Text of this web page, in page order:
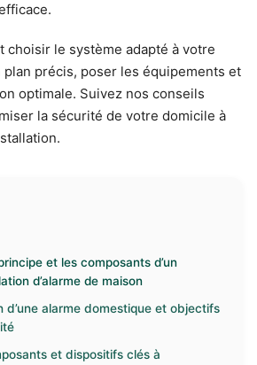
choisir le système adapté à votre
plan précis, poser les équipements et
optimale. Suivez nos conseils
la sécurité de votre domicile à
et les composants d’un
d’alarme de maison
d’une alarme domestique et objectifs
et dispositifs clés à